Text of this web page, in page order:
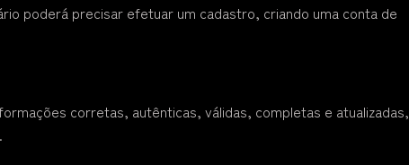
poderá precisar efetuar um cadastro, criando uma conta de
corretas, autênticas, válidas, completas e atualizadas,